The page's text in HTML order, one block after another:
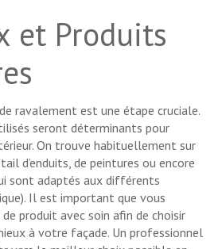
et Produits
ravalement est une étape cruciale.
seront déterminants pour
On trouve habituellement sur
d’enduits, de peintures ou encore
sont adaptés aux différents
Il est important que vous
produit avec soin afin de choisir
à votre façade. Un professionnel